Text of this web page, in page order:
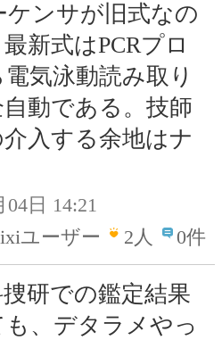
ケンサが旧式なの
新式はPCRプロ
気泳動読み取り
自動である。技師
入する余地はナ
04日 14:21
ユーザー
2人 0件
研での鑑定結果
、デタラメやっ